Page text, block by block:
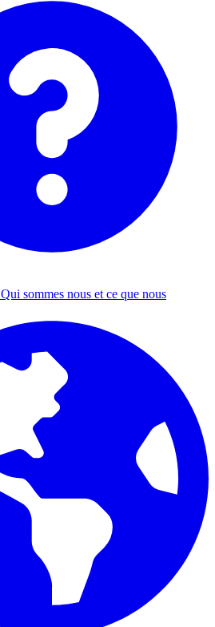
Qui sommes nous et ce que nous